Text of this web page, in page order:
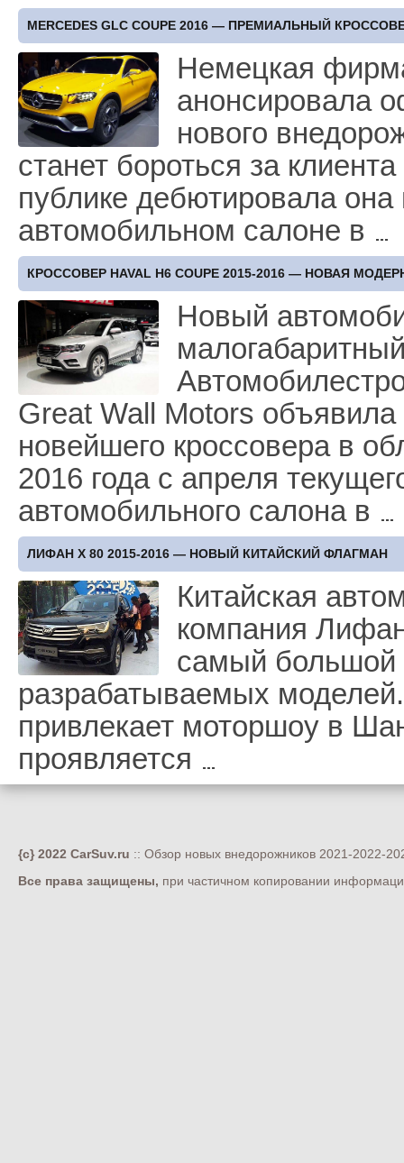
MERCEDES GLC COUPE 2016 — ПРЕМИАЛЬНЫЙ
Немецкая
анонсировала
нового
станет бороться за
публике дебютировала
автомобильном салоне в
КРОССОВЕР HAVAL H6 COUPE 2015-2016 — НОВАЯ
Новый
Great Wall Motors объявила
новейшего кроссовера в
2016 года с апреля
автомобильного салона в
ЛИФАН Х 80 2015-2016 — НОВЫЙ КИТАЙСКИЙ ФЛАГМАН
Китайская
компания
самый большой
разрабатываемых
привлекает моторшоу в
проявляется
{c} 2022 CarSuv.ru :: Обзор новых внедорожников 2021-2022-
Все права защищены, при частичном копировании